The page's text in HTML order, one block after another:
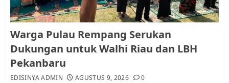
2
Pemko Batam Tegaskan RT dan
RW bukan Petugas Pendataan
dan Pemungutan Pajak
Warga Pulau Rempang Serukan
Dukungan untuk Walhi Riau dan LBH
Pekanbaru
EDISINYA ADMIN AGUSTUS 9, 2026 0